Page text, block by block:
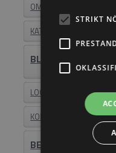
OM EASYSTEEL
KATALOGER
BLI ÅTERFÖRSÄLJARE
LOGIN
KONTAKT
BEHÖVER DU
STRIKT